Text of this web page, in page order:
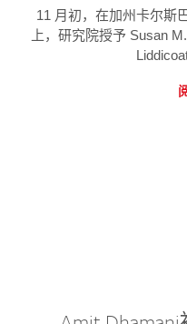
11 月初，在加州卡尔斯
上，研究院授予 Susan